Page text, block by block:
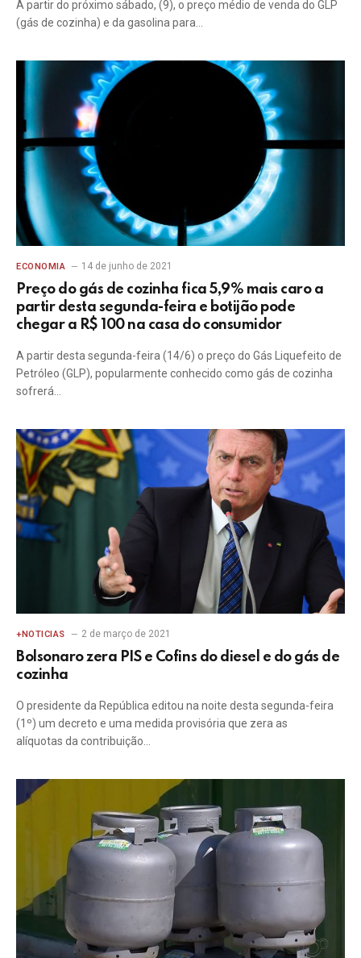
A partir do próximo sábado, (9), o preço médio de venda do GLP
(gás de cozinha) e da gasolina para…
ECONOMIA 14 de junho de 2021
Preço do gás de cozinha fica 5,9% mais caro a
partir desta segunda-feira e botijão pode
chegar a R$ 100 na casa do consumidor
A partir desta segunda-feira (14/6) o preço do Gás Liquefeito de
Petróleo (GLP), popularmente conhecido como gás de cozinha
sofrerá…
+NOTICIAS 2 de março de 2021
Bolsonaro zera PIS e Cofins do diesel e do gás de
cozinha
O presidente da República editou na noite desta segunda-feira
(1º) um decreto e uma medida provisória que zera as
alíquotas da contribuição…